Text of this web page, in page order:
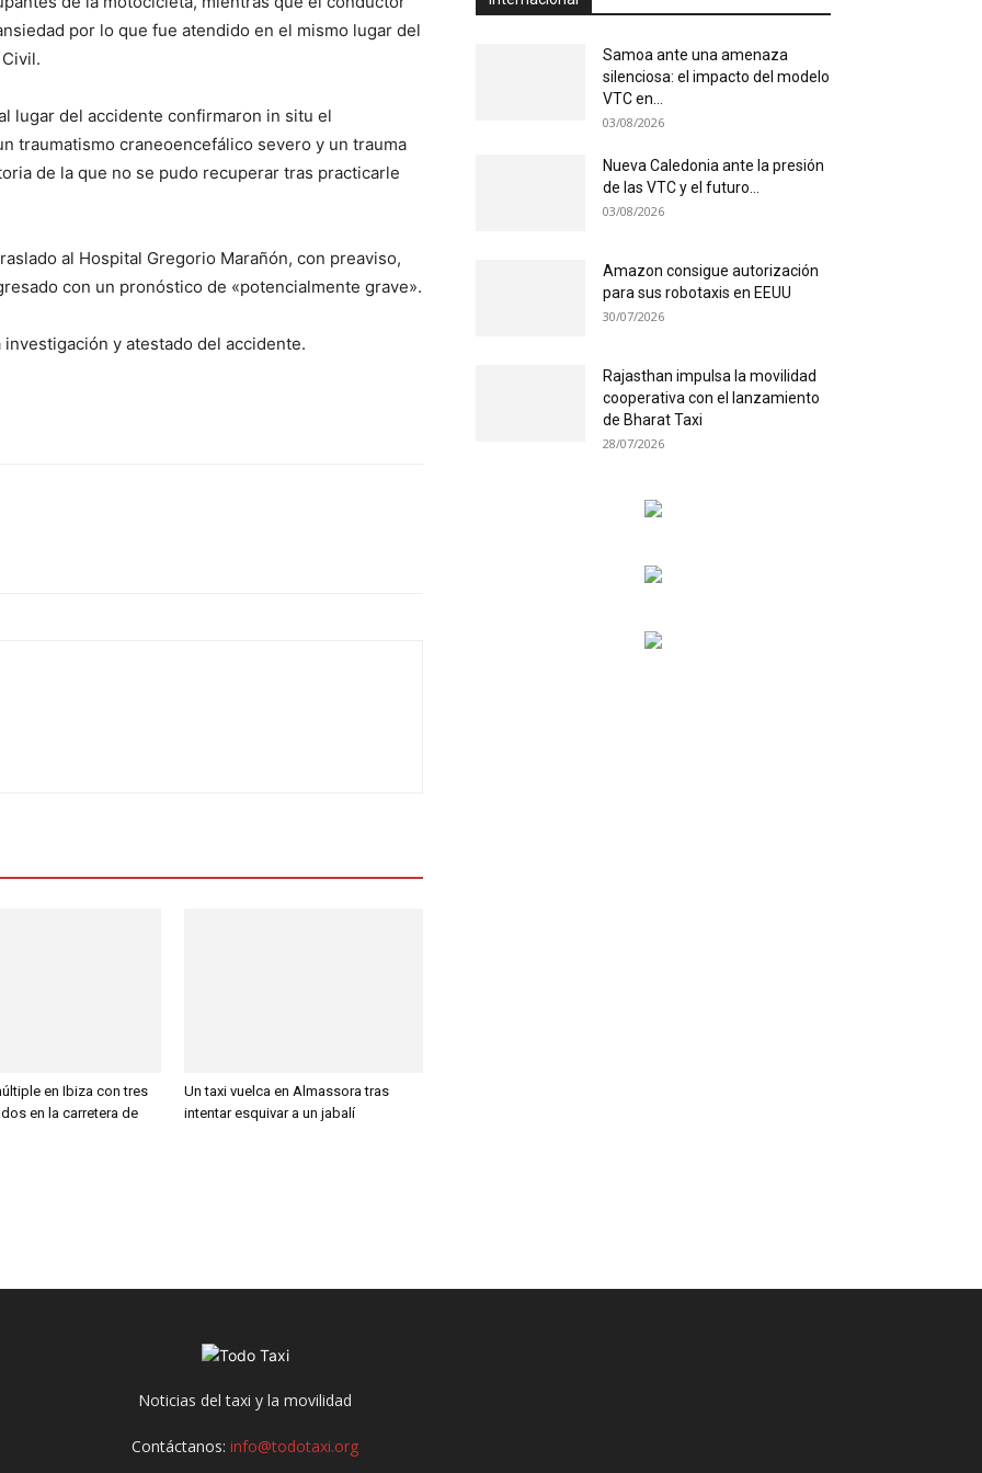
por lo que fue atendido en el mismo lugar del
lugar del accidente confirmaron in situ el
traumatismo craneoencefálico severo y un trauma
de la que no se pudo recuperar tras practicarle
al Hospital Gregorio Marañón, con preaviso,
con un pronóstico de «potencialmente grave».
y atestado del accidente.
en Ibiza con tres
en la carretera de
Un taxi vuelca en Almassora tras
intentar esquivar a un jabalí
Samoa ante una amenaza
silenciosa: el impacto del modelo
VTC en...
03/08/2026
Nueva Caledonia ante la presión
de las VTC y el futuro...
03/08/2026
Amazon consigue autorización
para sus robotaxis en EEUU
30/07/2026
Rajasthan impulsa la movilidad
cooperativa con el lanzamiento
de Bharat Taxi
28/07/2026
Noticias del taxi y la movilidad
Contáctanos:info@todotaxi.org